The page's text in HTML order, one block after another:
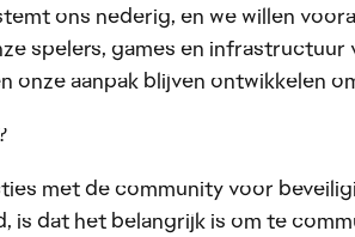
ons nederig, en we willen
spelers, games en
onze aanpak blijven ontwikkelen
met de community voor
is dat het belangrijk is om te